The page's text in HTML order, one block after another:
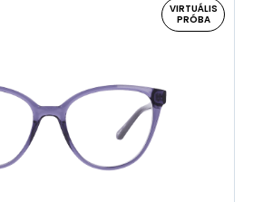
VIRTUÁLIS
PRÓBA